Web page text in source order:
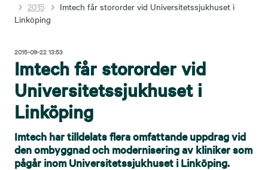
2015
Imtech får stororder vid Universitetssjukhuset i
Linköping
2015-09-22 13:53
Imtech får stororder vid
Universitetssjukhuset i
Linköping
Imtech har tilldelats flera omfattande uppdrag vid
den ombyggnad och modernisering av kliniker som
pågår inom Universitetssjukhuset i Linköping.